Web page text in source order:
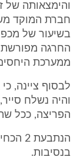
והימצאותה של
חברת המוקד
ממערכת
לבסוף ציינה,
והיה נשלח
הפריצה, ככל
בנסיבות.